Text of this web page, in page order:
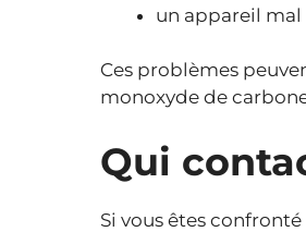
un appareil
Ces problèmes
monoxyde de
Qui
Si vous êtes